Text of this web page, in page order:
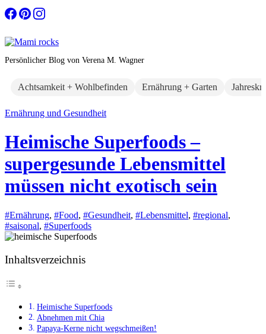
Zum
Inhalt
Persönlicher Blog von Verena M. Wagner
Achtsamkeit + Wohlbefinden Ernährung + Garten
Ernährung und Gesundheit
Heimische Superfoods –
supergesunde Lebensmittel
müssen nicht exotisch sein
#Ernährung, #Food, #Gesundheit, #Lebensmittel, #regional,
#saisonal, #Superfoods
Inhaltsverzeichnis
Heimische Superfoods
Abnehmen mit Chia
Papaya-Kerne nicht wegschmeißen!